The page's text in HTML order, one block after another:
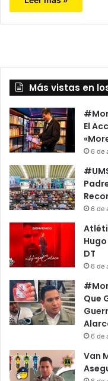
Más vistas en
El
6 de
6 de
DT
6 de
Que
6 de
Van